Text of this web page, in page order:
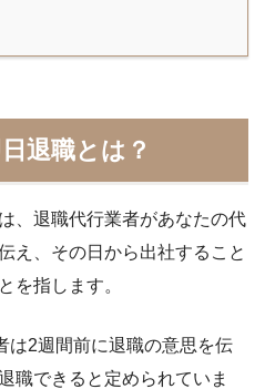
退職とは？
、退職代行業者があなたの代
え、その日から出社すること
を指します。
は2週間前に退職の意思を伝
職できると定められていま